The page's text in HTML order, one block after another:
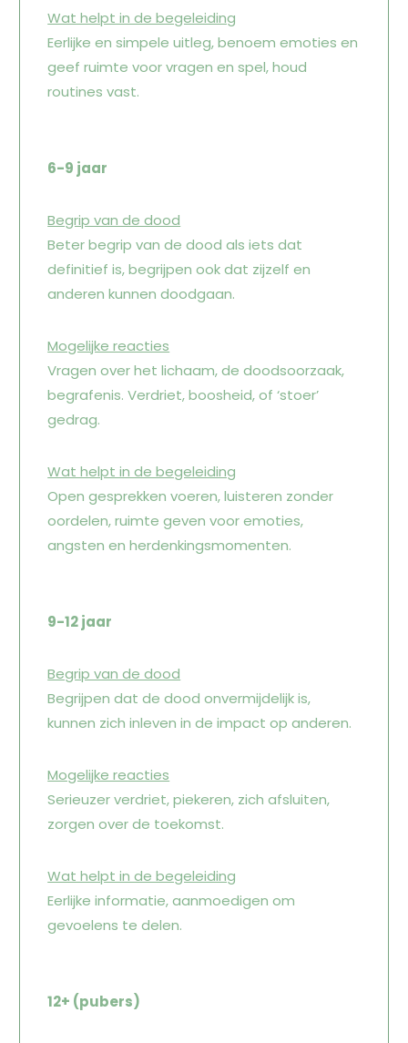
Wat helpt in de begeleiding
Eerlijke en simpele uitleg, benoem emoties en
geef ruimte voor vragen en spel, houd
routines vast.
6-9 jaar
Begrip van de dood
Beter begrip van de dood als iets dat
definitief is, begrijpen ook dat zijzelf en
anderen kunnen doodgaan.
Mogelijke reacties
Vragen over het lichaam, de doodsoorzaak,
begrafenis. Verdriet, boosheid, of ‘stoer’
gedrag.
Wat helpt in de begeleiding
Open gesprekken voeren, luisteren zonder
oordelen, ruimte geven voor emoties,
angsten en herdenkingsmomenten.
9-12 jaar
Begrip van de dood
Begrijpen dat de dood onvermijdelijk is,
kunnen zich inleven in de impact op anderen.
Mogelijke reacties
Serieuzer verdriet, piekeren, zich afsluiten,
zorgen over de toekomst.
Wat helpt in de begeleiding
Eerlijke informatie, aanmoedigen om
gevoelens te delen.
12+ (pubers)